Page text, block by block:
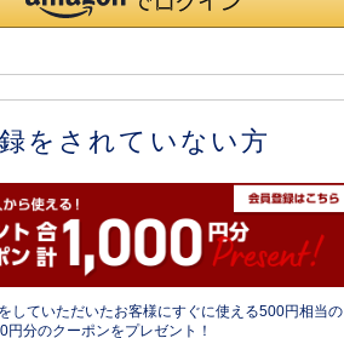
をされていない方
していただいたお客様にすぐに使える500円相当の
円分のクーポンをプレゼント！